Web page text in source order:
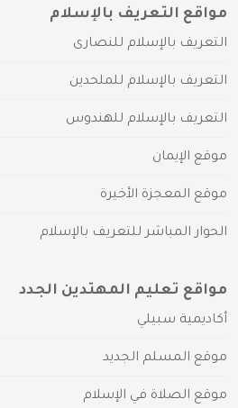
مواقع التعريف بالإسلام
التعريف بالإسلام للنصارى
التعريف بالإسلام للملحدين
التعريف بالإسلام للهندوس
موقع الإيمان
موقع المعجزة الأخيرة
الحوار المباشر للتعريف بالإسلام
مواقع تعليم المهتدين الجدد
أكاديمية سبيلي
موقع المسلم الجديد
موقع الصلاة في الإسلام